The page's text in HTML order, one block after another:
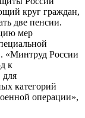
круг граждан,
две пенсии.
мер
«Минтруд России
к
для
категорий
операции»,